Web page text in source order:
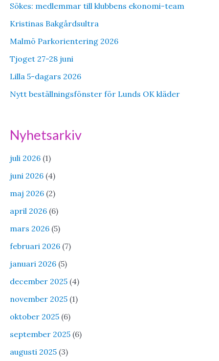
Sökes: medlemmar till klubbens ekonomi-team
Kristinas Bakgårdsultra
Malmö Parkorientering 2026
Tjoget 27-28 juni
Lilla 5-dagars 2026
Nytt beställningsfönster för Lunds OK kläder
Nyhetsarkiv
juli 2026 (1)
juni 2026 (4)
maj 2026 (2)
april 2026 (6)
mars 2026 (5)
februari 2026 (7)
januari 2026 (5)
december 2025 (4)
november 2025 (1)
oktober 2025 (6)
september 2025 (6)
augusti 2025 (3)